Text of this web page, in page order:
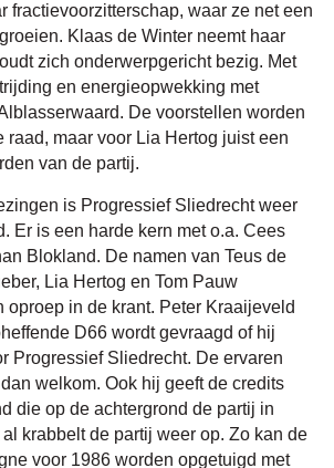
fractievoorzitterschap, waar ze net een
Klaas de Winter neemt haar
zich onderwerpgericht bezig. Met
en energieopwekking met
De voorstellen worden
raad, maar voor Lia Hertog juist een
van de partij.
is Progressief Sliedrecht weer
Er is een harde kern met o.a. Cees
Blokland. De namen van Teus de
Lia Hertog en Tom Pauw
oproep in de krant. Peter Kraaijeveld
D66 wordt gevraagd of hij
Progressief Sliedrecht. De ervaren
welkom. Ook hij geeft de credits
die op de achtergrond de partij in
al krabbelt de partij weer op. Zo kan de
voor 1986 worden opgetuigd met